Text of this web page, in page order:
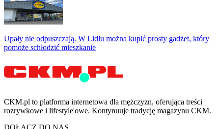
Upały nie odpuszczają. W Lidlu można kupić prosty gadżet, który
pomoże schłodzić mieszkanie
CKM.pl to platforma internetowa dla mężczyzn, oferująca treści
rozrywkowe i lifestyle'owe. Kontynuuje tradycję magazynu CKM.